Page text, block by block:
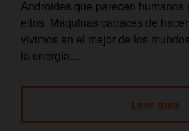
Androides que parecen humanos
ellos. Máquinas capaces de
vivimos en el mejor de los
la energía....
Leer más